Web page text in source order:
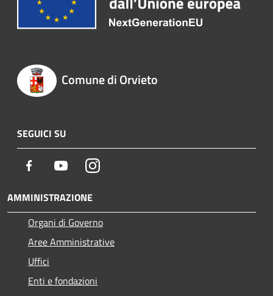
Comune di Orvieto
SEGUICI SU
Facebook YoutubeInstagram
AMMINISTRAZIONE
Organi di Governo
Aree Amministrative
Uffici
Enti e fondazioni